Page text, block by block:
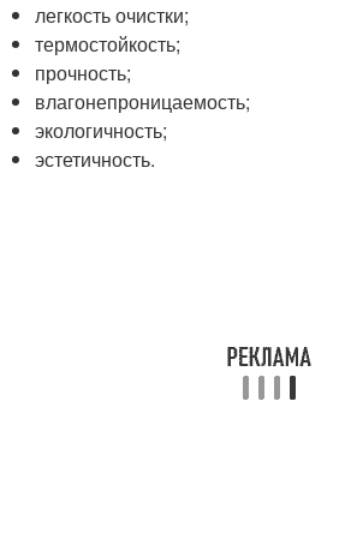
легкость очистки;
термостойкость;
прочность;
влагонепроницаемость;
экологичность;
эстетичность.